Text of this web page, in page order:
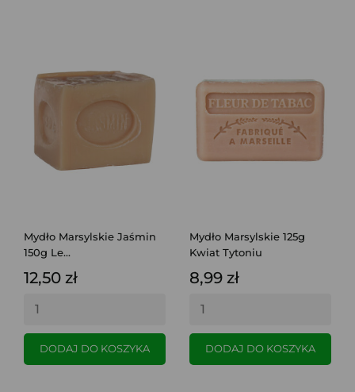
Mydło Marsylskie Jaśmin
150g Le...
12,50 zł
DODAJ DO KOSZYKA
Mydło Marsylskie 125g
Kwiat Tytoniu
8,99 zł
DODAJ DO KOSZYKA